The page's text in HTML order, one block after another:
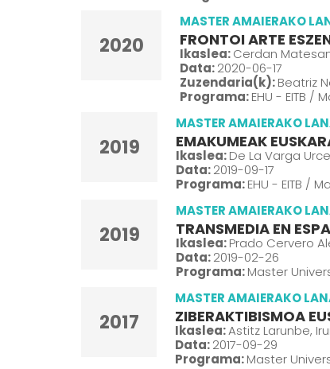
2020
MASTER AMAIERAKO
FRONTOI ARTE
Ikaslea:Cerdan
Data:2020-06-17
Zuzendaria(k):Beatriz
Programa:EHU - EITB /
2019
MASTER AMAIERAKO
EMAKUMEAK
Ikaslea:De La Varga
Data:2019-09-17
Programa:EHU - EITB /
2019
MASTER AMAIERAKO
TRANSMEDIA EN
Ikaslea:Prado Cervero
Data:2019-02-26
Programa:Master
2017
MASTER AMAIERAKO
ZIBERAKTIBISMOA
Ikaslea:Astitz Larunbe,
Data:2017-09-29
Programa:Master